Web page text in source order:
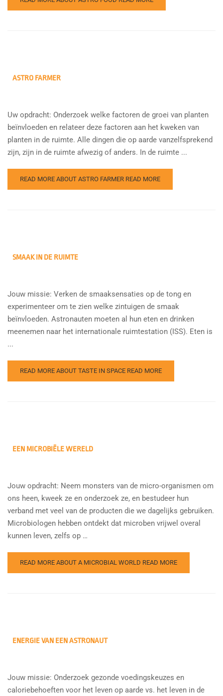
ASTRO FARMER
Uw opdracht: Onderzoek welke factoren de groei van planten
beïnvloeden en relateer deze factoren aan het kweken van
planten in de ruimte. Alle dingen die op aarde vanzelfsprekend
zijn, zijn in de ruimte afwezig of anders. In de ruimte ...
READ MORE ABOUT ASTRO FARMER READ MORE
SMAAK IN DE RUIMTE
Jouw missie: Verken de smaaksensaties op de tong en
experimenteer om te zien welke zintuigen de smaak
beïnvloeden. Astronauten moeten al hun eten en drinken
meenemen naar het internationale ruimtestation (ISS). Eten is
...
READ MORE ABOUT TASTE IN SPACE READ MORE
EEN MICROBIËLE WERELD
Jouw opdracht: Neem monsters van de micro-organismen om
ons heen, kweek ze en onderzoek ze, en bestudeer hun
verband met veel van de producten die we dagelijks gebruiken.
Microbiologen hebben ontdekt dat microben vrijwel overal
kunnen leven, zelfs op …
READ MORE ABOUT A MICROBIAL WORLD READ MORE
ENERGIE VAN EEN ASTRONAUT
Jouw missie: Onderzoek gezonde voedingskeuzes en
caloriebehoeften voor het leven op aarde vs. het leven in de